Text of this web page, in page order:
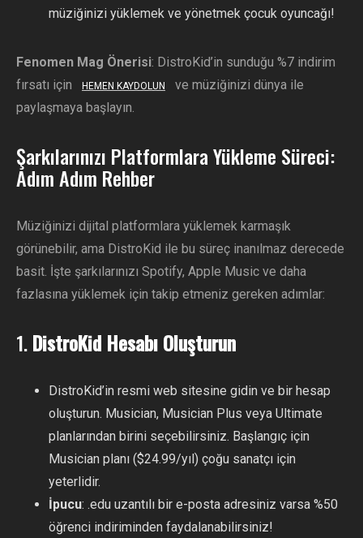
müziğinizi yüklemek ve yönetmek çocuk oyuncağı!
Fenomen Mag Önerisi: DistroKid’in sunduğu %7 indirim
fırsatı için
HEMEN KAYDOLUN
ve müziğinizi dünya ile
paylaşmaya başlayın.
Şarkılarınızı Platformlara Yükleme Süreci:
Adım Adım Rehber
Müziğinizi dijital platformlara yüklemek karmaşık
görünebilir, ama DistroKid ile bu süreç inanılmaz derecede
basit. İşte şarkılarınızı Spotify, Apple Music ve daha
fazlasına yüklemek için takip etmeniz gereken adımlar:
1.DistroKid Hesabı Oluşturun
DistroKid’in resmi web sitesine gidin ve bir hesap
oluşturun. Musician, Musician Plus veya Ultimate
planlarından birini seçebilirsiniz. Başlangıç için
Musician planı ($24.99/yıl) çoğu sanatçı için
yeterlidir.
İpucu: .edu uzantılı bir e-posta adresiniz varsa %50
öğrenci indiriminden faydalanabilirsiniz!